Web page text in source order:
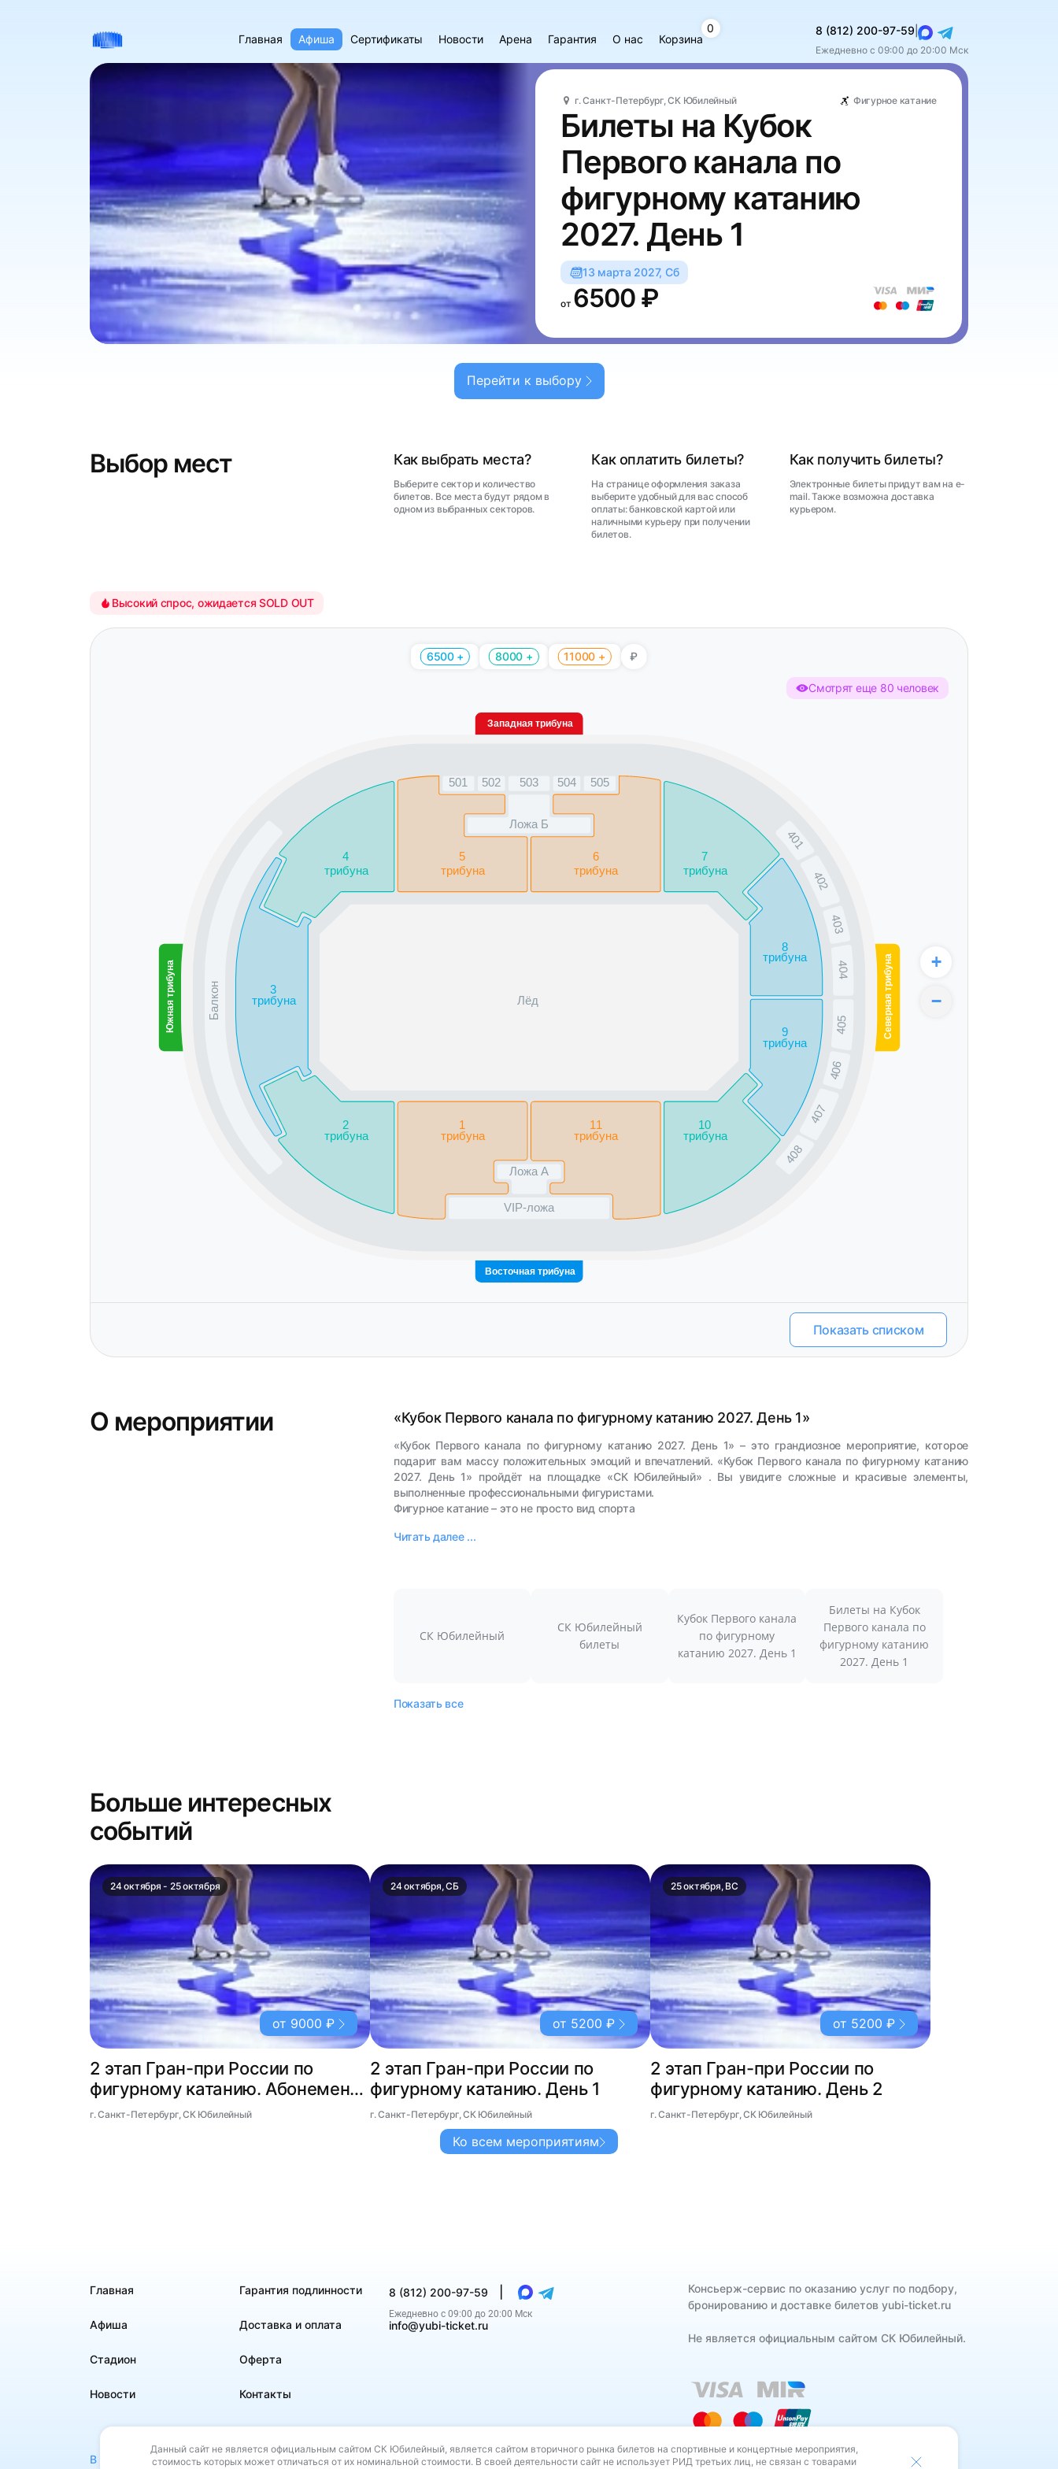
Главная Афиша Сертификаты Новости Арена Гарантия О нас Корзина
0 8 (812) 200-97-59
Ежедневно с 09:00 до 20:00 Мск
г. Санкт-Петербург, СК Юбилейный Фигурное катание
Билеты на Кубок
Первого канала по
фигурному катанию
2027. День 1
13 марта 2027, Сб
от 6500 ₽
Перейти к выбору
Выбор мест Как выбрать места?
Выберите сектор и количество
билетов. Все места будут рядом в
одном из выбранных секторов.
Как оплатить билеты?
На странице оформления заказа
выберите удобный для вас способ
оплаты: банковской картой или
наличными курьеру при получении
билетов.
Как получить билеты?
Электронные билеты придут вам на e-
mail. Также возможна доставка
курьером.
Высокий спрос, ожидается SOLD OUT
6500 + 8000 + 11000 + ₽
Смотрят еще 80 человек
Южная трибуна
Восточная трибуна
Западная трибуна
Северная трибуна
Лёд
Балкон
1
трибуна
2
трибуна
3
трибуна
4
трибуна
5
трибуна
6
трибуна
7
трибуна
8
трибуна
9
трибуна
10
трибуна
11
трибуна
VIP-ложа
Ложа А
Ложа Б
401
402
403
404
405
406
407
408
501 502 503 504 505
+
−
Показать списком
О мероприятии «Кубок Первого канала по фигурному катанию 2027. День 1»
«Кубок Первого канала по фигурному катанию 2027. День 1» – это грандиозное мероприятие, которое
подарит вам массу положительных эмоций и впечатлений. «Кубок Первого канала по фигурному катанию
2027. День 1» пройдёт на площадке «СК Юбилейный» . Вы увидите сложные и красивые элементы,
выполненные профессиональными фигуристами.
Фигурное катание – это не просто вид спорта
Читать далее ...
СК Юбилейный
СК Юбилейный
билеты
Кубок Первого канала
по фигурному
катанию 2027. День 1
Билеты на Кубок
Первого канала по
фигурному катанию
2027. День 1
Показать все
Больше интересных
событий
24 октября - 25 октября
от 9000 ₽
2 этап Гран-при России по
фигурному катанию. Абонемент
на два дня
г. Санкт-Петербург, СК Юбилейный
24 октября, СБ
от 5200 ₽
2 этап Гран-при России по
фигурному катанию. День 1
г. Санкт-Петербург, СК Юбилейный
25 октября, ВС
от 5200 ₽
2 этап Гран-при России по
фигурному катанию. День 2
г. Санкт-Петербург, СК Юбилейный
Ко всем мероприятиям
Главная
Афиша
Стадион
Новости
Гарантия подлинности
Доставка и оплата
Оферта
Контакты
8 (812) 200-97-59
Ежедневно с 09:00 до 20:00 Мск
info@yubi-ticket.ru
Консьерж-сервис по оказанию услуг по подбору,
бронированию и доставке билетов yubi-ticket.ru
Не является официальным сайтом СК Юбилейный.
В своей деятельности сайт не использует РИД третьих лиц, не связан с товарами (работами, услугами) владельцев РИД.
Данный сайт не является официальным сайтом СК Юбилейный, является сайтом вторичного рынка билетов на спортивные и концертные мероприятия,
стоимость которых может отличаться от их номинальной стоимости. В своей деятельности сайт не использует РИД третьих лиц, не связан с товарами